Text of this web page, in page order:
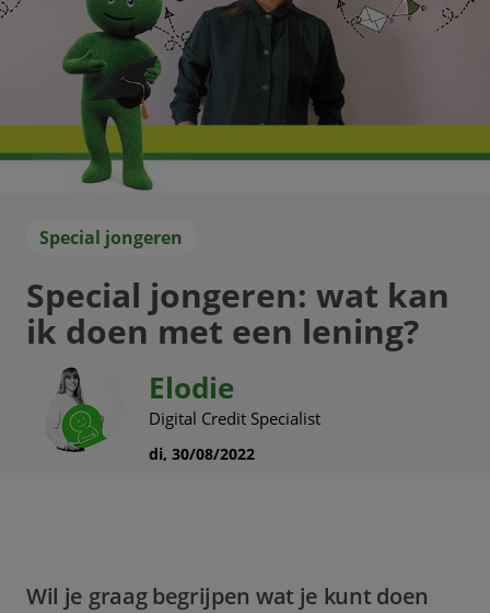
Special jongeren
Special jongeren: wat kan
ik doen met een lening?
Elodie
Digital Credit Specialist
di, 30/08/2022
Wil je graag begrijpen wat je kunt doen